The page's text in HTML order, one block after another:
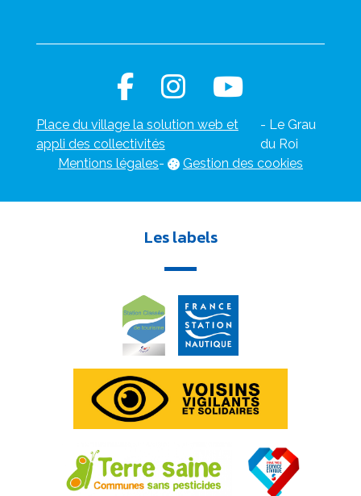
Place du village la solution web et
appli des collectivités
- Le Grau
du Roi
Mentions légales- Gestion des cookies
Les labels